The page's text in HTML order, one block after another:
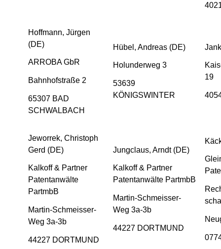
Hoffmann, Jürgen
(DE)
ARROBA GbR
Bahnhofstraße 2
65307 BAD
SCHWALBACH
Hübel, Andreas (DE)
Holunderweg 3
53639
KÖNIGSWINTER
19
Jeworrek, Christoph
Gerd (DE)
Kalkoff & Partner
Patentanwälte
PartmbB
Martin-Schmeisser-
Weg 3a-3b
44227 DORTMUND
Jungclaus, Arndt (DE)
Kalkoff & Partner
Patentanwälte PartmbB
Martin-Schmeisser-
Weg 3a-3b
44227 DORTMUND